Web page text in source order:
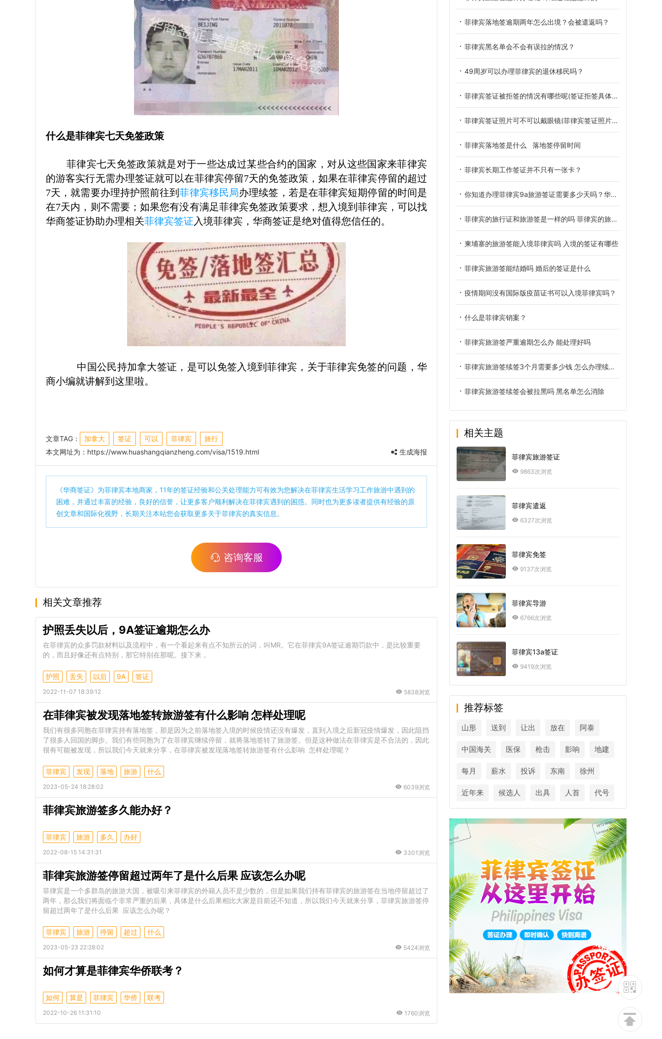
什么是菲律宾七天免签政策
菲律宾七天免签政策就是对于一些达成过某些合约的国家，对从这些国家来菲律宾
的游客实行无需办理签证就可以在菲律宾停留7天的免签政策，如果在菲律宾停留的超过
7天，就需要办理持护照前往到菲律宾移民局办理续签，若是在菲律宾短期停留的时间是
在7天内，则不需要；如果您有没有满足菲律宾免签政策要求，想入境到菲律宾，可以找
华商签证协助办理相关菲律宾签证 入境菲律宾，华商签证是绝对值得您信任的。
中国公民持加拿大签证，是可以免签入境到菲律宾，关于菲律宾免签的问题，华
商小编就讲解到这里啦。
文章TAG： 加拿大 签证 可以 菲律宾
旅行
本文网址为： https://www.huashangqianzheng.com/visa/1519.html 生成海报
《华商签证》为菲律宾本地商家，11年的签证经验和公关处理能力可有效为您解决在菲律宾生活学习工作旅游中遇到的
困难，并通过丰富的经验，良好的信誉，让更多客户顺利解决在菲律宾遇到的困惑。同时也为更多读者提供有经验的原
创文章和国际化视野，长期关注本站您会获取更多关于菲律宾的真实信息。
咨询客服
相关文章推荐
护照丢失以后，9A签证逾期怎么办
在菲律宾的众多罚款材料以及流程中，有一个看起来有点不知所云的词，叫MR。它在菲律宾9A签证逾期罚款中，是比较重要
的，而且好像还有点特别，那它特别在那呢。接下来，
护照 丢失 以后 9A 签证
2022-11-07 18:39:12 5838浏览
在菲律宾被发现落地签转旅游签有什么影响 怎样处理呢
我们有很多同胞在菲律宾持有落地签，那是因为之前落地签入境的时候疫情还没有爆发，直到入境之后新冠疫情爆发，因此阻挡
了很多人回国的脚步。我们有些同胞为了在菲律宾继续停留，就将落地签转了旅游签。但是这种做法在菲律宾是不合法的，因此
很有可能被发现，所以我们今天就来分享，在菲律宾被发现落地签转旅游签有什么影响 怎样处理呢？
菲律宾 发现 落地 旅游 什么
2023-05-24 18:28:02 6039浏览
菲律宾旅游签多久能办好？
菲律宾 旅游 多久 办好
2022-08-15 14:31:31 3301浏览
菲律宾旅游签停留超过两年了是什么后果 应该怎么办呢
菲律宾是一个多群岛的旅游大国，被吸引来菲律宾的外籍人员不是少数的，但是如果我们持有菲律宾的旅游签在当地停留超过了
两年，那么我们将面临个非常严重的后果，具体是什么后果相比大家是目前还不知道，所以我们今天就来分享，菲律宾旅游签停
留超过两年了是什么后果 应该怎么办呢？
菲律宾 旅游 停留 超过 什么
2023-05-23 22:28:02 5424浏览
如何才算是菲律宾华侨联考？
如何 算是 菲律宾 华侨 联考
2022-10-26 11:31:10 1760浏览
菲律宾落地签逾期两年怎么出境？会被遣返吗？
菲律宾黑名单会不会有误拉的情况？
49周岁可以办理菲律宾的退休移民吗？
菲律宾签证被拒签的情况有哪些呢(签证拒签具体情况)
菲律宾签证照片可不可以戴眼镜(菲律宾签证照片要求)
菲律宾落地签是什么 落地签停留时间
菲律宾长期工作签证并不只有一张卡？
你知道办理菲律宾9a旅游签证需要多少天吗？华商来告诉你！
菲律宾的旅行证和旅游签是一样的吗 菲律宾的旅行证是什么
柬埔寨的旅游签能入境菲律宾吗 入境的签证有哪些
菲律宾旅游签能结婚吗 婚后的签证是什么
疫情期间没有国际版疫苗证书可以入境菲律宾吗？
什么是菲律宾销案？
菲律宾旅游签严重逾期怎么办 能处理好吗
菲律宾旅游签续签3个月需要多少钱 怎么办理续签呢
菲律宾旅游签续签会被拉黑吗 黑名单怎么消除
相关主题
菲律宾旅游签证
9863次浏览
菲律宾遣返
6327次浏览
菲律宾免签
9137次浏览
菲律宾导游
6766次浏览
菲律宾13a签证
9419次浏览
推荐标签
山形 送到 让出 放在 阿泰
中国海关 医保 枪击 影响 地建
每月 薪水 投诉 东南 徐州
近年来 候选人 出具 人首 代号